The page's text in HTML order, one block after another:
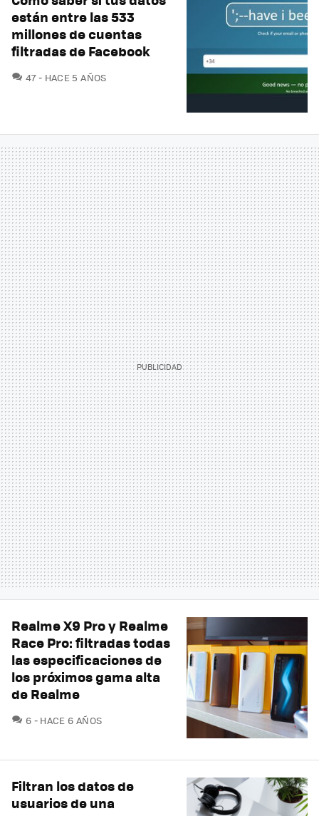
están entre las 533
millones de cuentas
filtradas de Facebook
47COMENTARIOS
HACE 5 AÑOS
Realme X9 Pro y Realme
Race Pro: filtradas todas
las especificaciones de
los próximos gama alta
de Realme
6 COMENTARIOS
HACE 6 AÑOS
Filtran los datos de
usuarios de una